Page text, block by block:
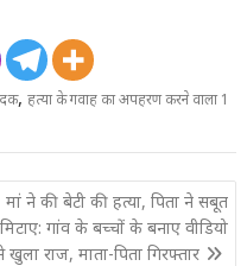
,हत्या के गवाह का अपहरण करने वाला 1
मां ने की बेटी की हत्या, पिता ने सबूत
मिटाए: गांव के बच्चों के बनाए वीडियो
खुला राज, माता-पिता गिरफ्तार